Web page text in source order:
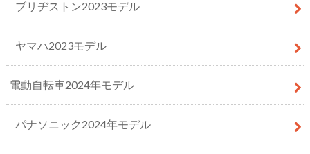
ブリヂストン2023モデル
ヤマハ2023モデル
電動自転車2024年モデル
パナソニック2024年モデル